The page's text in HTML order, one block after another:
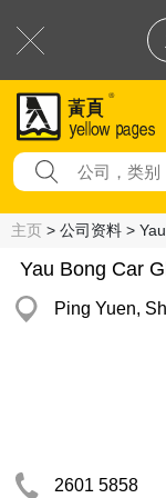
主页 > 公司资料 >
Yau Bong Car
Ping Yuen,
2601 5858